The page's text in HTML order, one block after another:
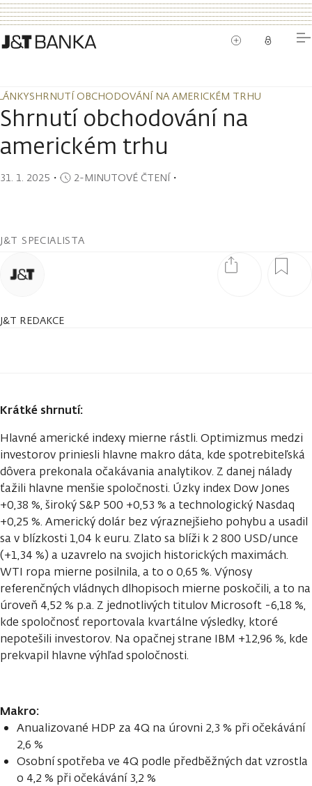
SHRNUTÍ OBCHODOVÁNÍ NA AMERICKÉM TRHU
SHRNUTÍ OBCHODOVÁNÍ NA AMERICKÉM TRHU
Shrnutí obchodování na
americkém trhu
31. 1. 2025 ・ 2-MINUTOVÉ ČTENÍ・
J&T SPECIALISTA
J&T REDAKCE
Krátké shrnutí:
Hlavné americké indexy mierne rástli. Optimizmus medzi
investorov priniesli hlavne makro dáta, kde spotrebiteľská
dôvera prekonala očakávania analytikov. Z danej nálady
ťažili hlavne menšie spoločnosti. Úzky index Dow Jones
+0,38 %, široký S&P 500 +0,53 % a technologický Nasdaq
+0,25 %. Americký dolár bez výraznejšieho pohybu a usadil
sa v blízkosti 1,04 k euru. Zlato sa blíži k 2 800 USD/unce
(+1,34 %) a uzavrelo na svojich historických maximách.
WTI ropa mierne posilnila, a to o 0,65 %. Výnosy
referenčných vládnych dlhopisoch mierne poskočili, a to na
úroveň 4,52 % p.a. Z jednotlivých titulov Microsoft -6,18 %,
kde spoločnosť reportovala kvartálne výsledky, ktoré
nepotešili investorov. Na opačnej strane IBM +12,96 %, kde
prekvapil hlavne výhľad spoločnosti.
Makro:
Anualizované HDP za 4Q na úrovni 2,3 % při očekávání
2,6 %
Osobní spotřeba ve 4Q podle předběžných dat vzrostla
o 4,2 % při očekávání 3,2 %